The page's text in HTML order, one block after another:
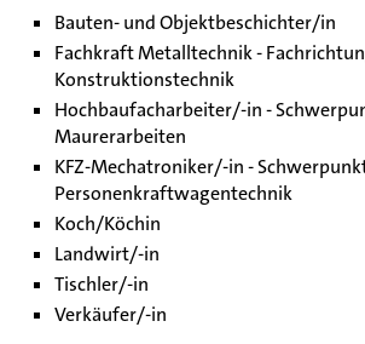
Bauten- und Objektbeschichter/in
Fachkraft Metalltechnik -
Konstruktionstechnik
Hochbaufacharbeiter/-in -
Maurerarbeiten
KFZ-Mechatroniker/-in -
Personenkraftwagentechnik
Koch/Köchin
Landwirt/-in
Tischler/-in
Verkäufer/-in